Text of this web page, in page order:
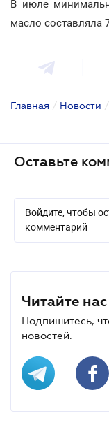
В июле
масло составляла
Главная / Новости /
Оставьте
Войдите, чтобы
комментарий
Читайте
Подпишитесь,
новостей.